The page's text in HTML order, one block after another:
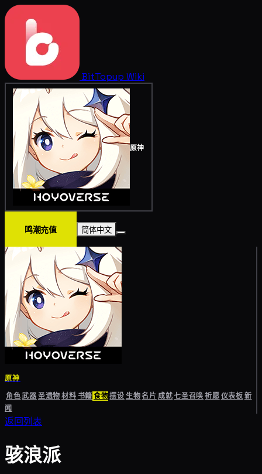
BitTopup Wiki
原神
鸣潮充值 简体中文
原神
角色武器圣遗物材料书籍食物摆设生物名片成就七圣召唤祈愿仪表板新
闻
返回列表
骇浪派